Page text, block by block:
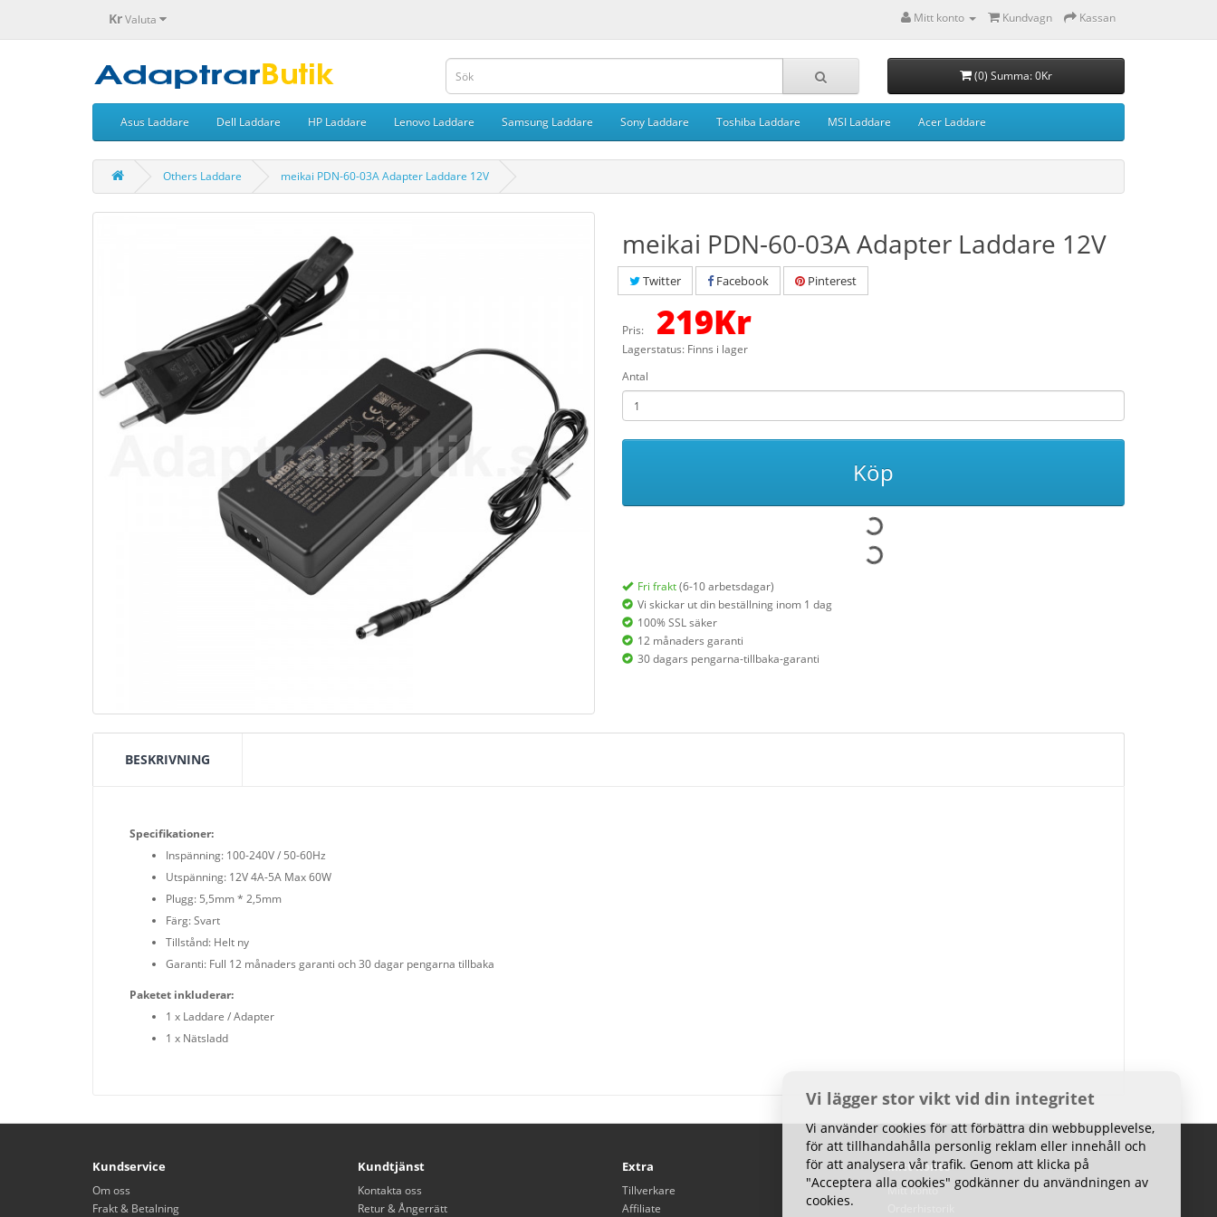
KrValuta Mitt konto Kundvagn Kassan
(0) Summa: 0Kr
Asus Laddare Dell Laddare HP Laddare Lenovo Laddare Samsung Laddare Sony Laddare Toshiba Laddare MSI Laddare Acer Laddare
Others Laddare meikai PDN-60-03A Adapter Laddare 12V
meikai PDN-60-03A Adapter Laddare 12V
Twitter Facebook Pinterest
Pris: 219Kr
Lagerstatus: Finns i lager
Antal
Köp
Fri frakt(6-10 arbetsdagar)
Vi skickar ut din beställning inom 1 dag
100% SSL säker
12 månaders garanti
30 dagars pengarna-tillbaka-garanti
BESKRIVNING
Specifikationer:
Inspänning: 100-240V / 50-60Hz
Utspänning: 12V 4A-5A Max 60W
Plugg: 5,5mm * 2,5mm
Färg: Svart
Tillstånd: Helt ny
Garanti: Full 12 månaders garanti och 30 dagar pengarna tillbaka
Paketet inkluderar:
1 x Laddare / Adapter
1 x Nätsladd
Kundservice
Om oss
Frakt & Betalning
Kundtjänst
Kontakta oss
Retur & Ångerrätt
Extra
Tillverkare
Affiliate
Mitt konto
Mitt konto
Vi lägger stor vikt vid din integritet
Vi använder cookies för att förbättra din webbupplevelse,
för att tillhandahålla personlig reklam eller innehåll och
för att analysera vår trafik. Genom att klicka på
"Acceptera alla cookies" godkänner du användningen av
cookies.